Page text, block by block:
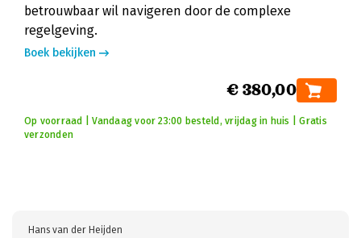
betrouwbaar wil navigeren door de complexe
regelgeving.
Boek bekijken
€ 380,00
Op voorraad | Vandaag voor 23:00 besteld, vrijdag in huis | Gratis
verzonden
Hans van der Heijden